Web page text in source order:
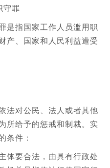
罪
指国家工作人员滥用职
产、国家和人民利益遭受
对公民、法人或者其他
所给予的惩戒和制裁。实
条件：
要合法，由具有行政处